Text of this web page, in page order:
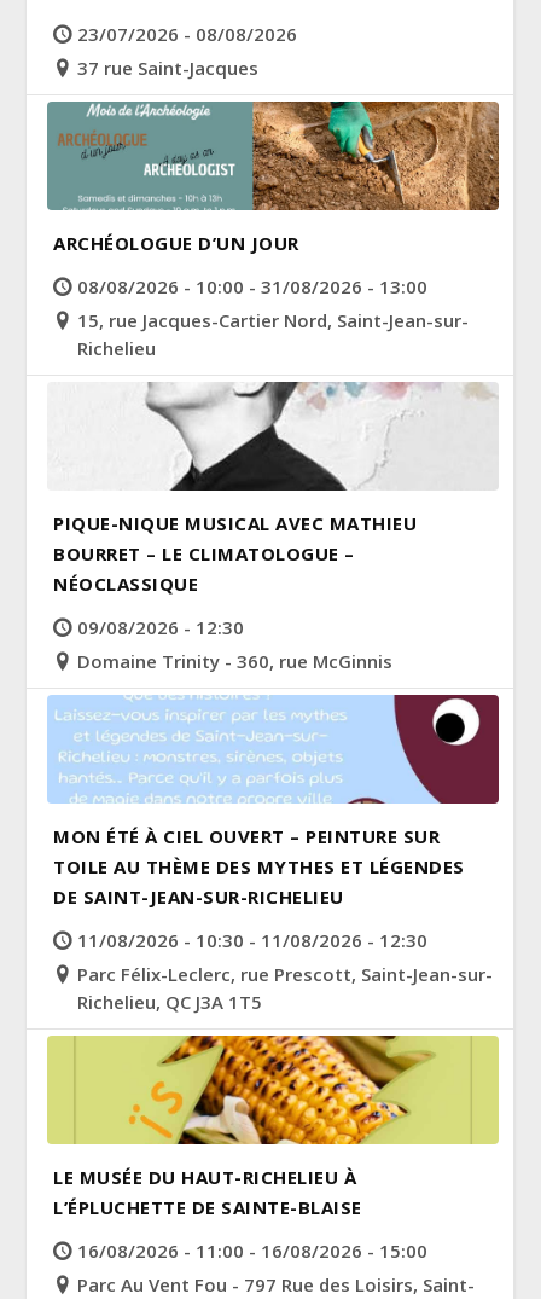
23/07/2026 - 08/08/2026
37 rue Saint-Jacques
ARCHÉOLOGUE D’UN JOUR
08/08/2026 - 10:00 - 31/08/2026 - 13:00
15, rue Jacques-Cartier Nord, Saint-Jean-sur-
Richelieu
PIQUE-NIQUE MUSICAL AVEC MATHIEU
BOURRET – LE CLIMATOLOGUE –
NÉOCLASSIQUE
09/08/2026 - 12:30
Domaine Trinity - 360, rue McGinnis
MON ÉTÉ À CIEL OUVERT – PEINTURE SUR
TOILE AU THÈME DES MYTHES ET LÉGENDES
DE SAINT-JEAN-SUR-RICHELIEU
11/08/2026 - 10:30 - 11/08/2026 - 12:30
Parc Félix-Leclerc, rue Prescott, Saint-Jean-sur-
Richelieu, QC J3A 1T5
LE MUSÉE DU HAUT-RICHELIEU À
L’ÉPLUCHETTE DE SAINTE-BLAISE
16/08/2026 - 11:00 - 16/08/2026 - 15:00
Parc Au Vent Fou - 797 Rue des Loisirs, Saint-